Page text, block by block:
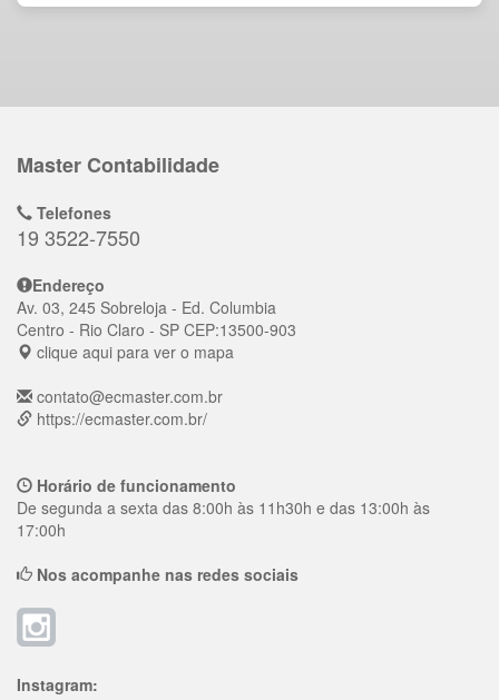
Master Contabilidade
Telefones
19 3522-7550
Endereço
Av. 03, 245 Sobreloja - Ed. Columbia
Centro - Rio Claro - SP CEP:13500-903
clique aqui para ver o mapa
contato@ecmaster.com.br
https://ecmaster.com.br/
Horário de funcionamento
De segunda a sexta das 8:00h às 11h30h e das 13:00h às
17:00h
Nos acompanhe nas redes sociais
Instagram: